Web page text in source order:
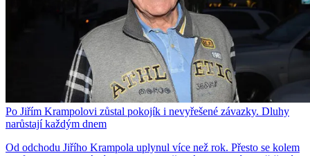
Po Jiřím Krampolovi zůstal pokojík i nevyřešené závazky. Dluhy
narůstají každým dnem
Od odchodu Jiřího Krampola uplynul více než rok. Přesto se kolem